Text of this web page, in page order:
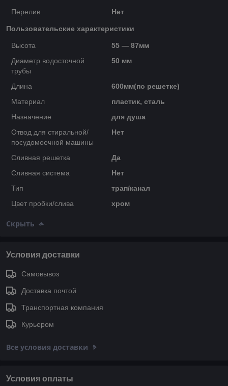
Перелив Нет
Пользовательские характеристики
Высота
55 — 87мм
Диаметр водосточной
трубы
50 мм
Длина
600мм(по решетке)
Материал
пластик, сталь
Назначение
для душа
Отвод для стиральной/
посудомоечной машины
Нет
Сливная решетка
Да
Сливная система
Нет
Тип
трап/канал
Цвет пробки/слива
хром
Скрыть
Условия доставки
Самовывоз
Доставка почтой
Транспортная компания
Курьером
Все условия доставки
Условия оплаты